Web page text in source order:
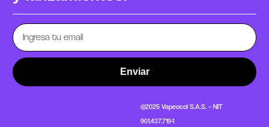
Enviar
@2025 Vapeocol S.A.S. – NIT
901.437.719-1